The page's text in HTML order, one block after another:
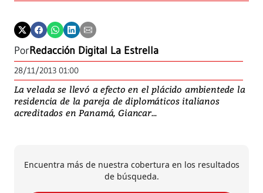
PorRedacción Digital La Estrella
28/11/2013 01:00
La velada se llevó a efecto en el plácido ambientede la
residencia de la pareja de diplomáticos italianos
acreditados en Panamá, Giancar...
Encuentra más de nuestra cobertura en los resultados
de búsqueda.